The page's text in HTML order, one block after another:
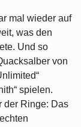
mal wieder auf
was den
Und so
von
spielen.
der Ringe: Das